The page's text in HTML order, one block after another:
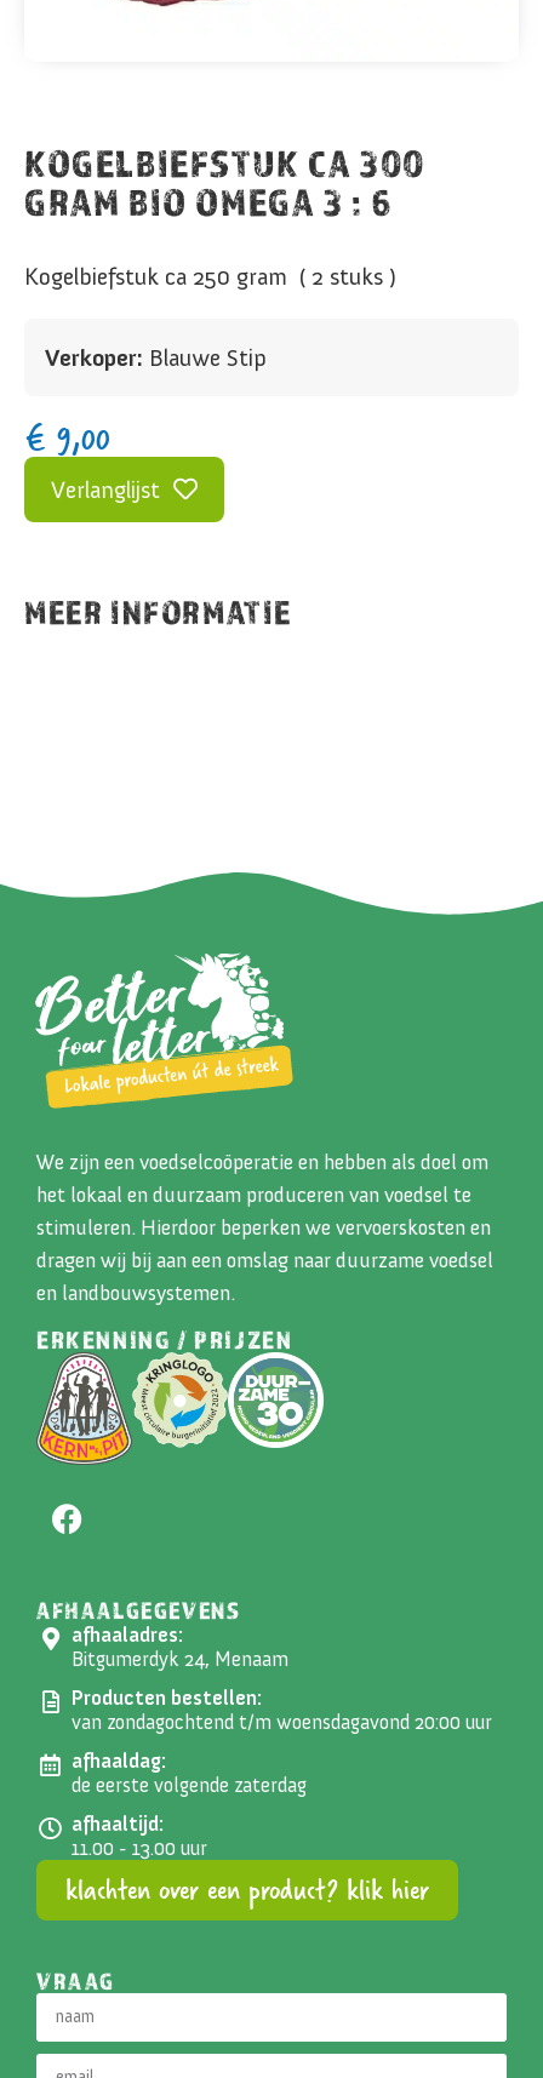
KOGELBIEFSTUK CA 300
GRAM BIO OMEGA 3 : 6
Kogelbiefstuk ca 250 gram ( 2 stuks )
Verkoper: Blauwe Stip
€ 9,00
Verlanglijst
MEER INFORMATIE
We zijn een voedselcoöperatie en hebben als doel om
het lokaal en duurzaam produceren van voedsel te
stimuleren. Hierdoor beperken we vervoerskosten en
dragen wij bij aan een omslag naar duurzame voedsel
en landbouwsystemen.
ERKENNING / PRIJZEN
AFHAALGEGEVENS
afhaaladres:
Bitgumerdyk 24, Menaam
Producten bestellen:
van zondagochtend t/m woensdagavond 20:00 uur
afhaaldag:
de eerste volgende zaterdag
afhaaltijd:
11.00 - 13.00 uur
klachten over een product? klik hier
VRAAG